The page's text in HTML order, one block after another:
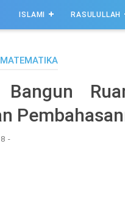
ISLAMI RASULULLAH
Bangun